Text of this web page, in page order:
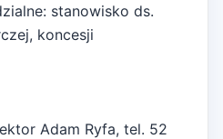
stanowisko ds.
koncesji
Adam Ryfa, tel. 52